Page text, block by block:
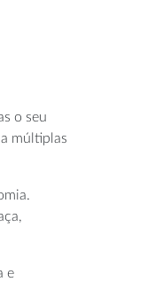
o seu
múltiplas
e